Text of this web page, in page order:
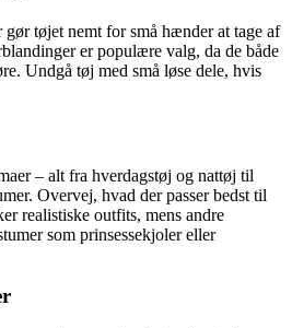
tøjet nemt for små hænder at tage af
er populære valg, da de både
Undgå tøj med små løse dele, hvis
– alt fra hverdagstøj og nattøj til
Overvej, hvad der passer bedst til
realistiske outfits, mens andre
som prinsessekjoler eller